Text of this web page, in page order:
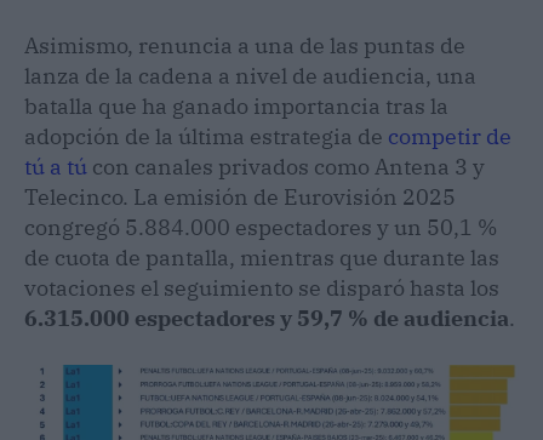
Asimismo, renuncia a una de las puntas de
lanza de la cadena a nivel de audiencia, una
batalla que ha ganado importancia tras la
adopción de la última estrategia de competir de
tú a tú con canales privados como Antena 3 y
Telecinco. La emisión de Eurovisión 2025
congregó 5.884.000 espectadores y un 50,1 %
de cuota de pantalla, mientras que durante las
votaciones el seguimiento se disparó hasta los
6.315.000 espectadores y 59,7 % de audiencia.